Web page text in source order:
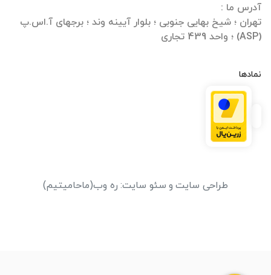
تهران ؛ شیخ بهایی جنوبی ؛ بلوار آیینه وند ؛ برجهای آ.اس.پ
(ASP) ؛ واحد 439 تجاری
نمادها
طراحی سایت و سئو سایت: ره وب(ماحامیتیم)